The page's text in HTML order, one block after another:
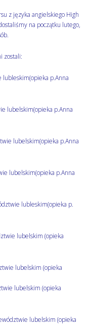
z języka angielskiego High
na początku lutego,
zostali:
lubleskim(opieka p.Anna
lubelskim(opieka p.Anna
lubelskim(opieka p.Anna
lubelskim(opieka p.Anna
lubleskim(opieka p.
lubelskim (opieka
lubelskim (opieka
lubelskim (opieka
lubelskim (opieka